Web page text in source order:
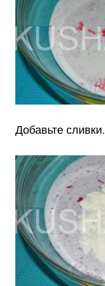
Добавьте сливки.